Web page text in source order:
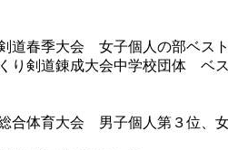
道春季大会 女子個人の部ベス
り剣道錬成大会中学校団体 ベ
合体育大会 男子個人第３位、